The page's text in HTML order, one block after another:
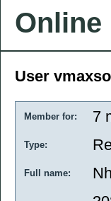
Online
User
Member for: 7
Type:
Full name: